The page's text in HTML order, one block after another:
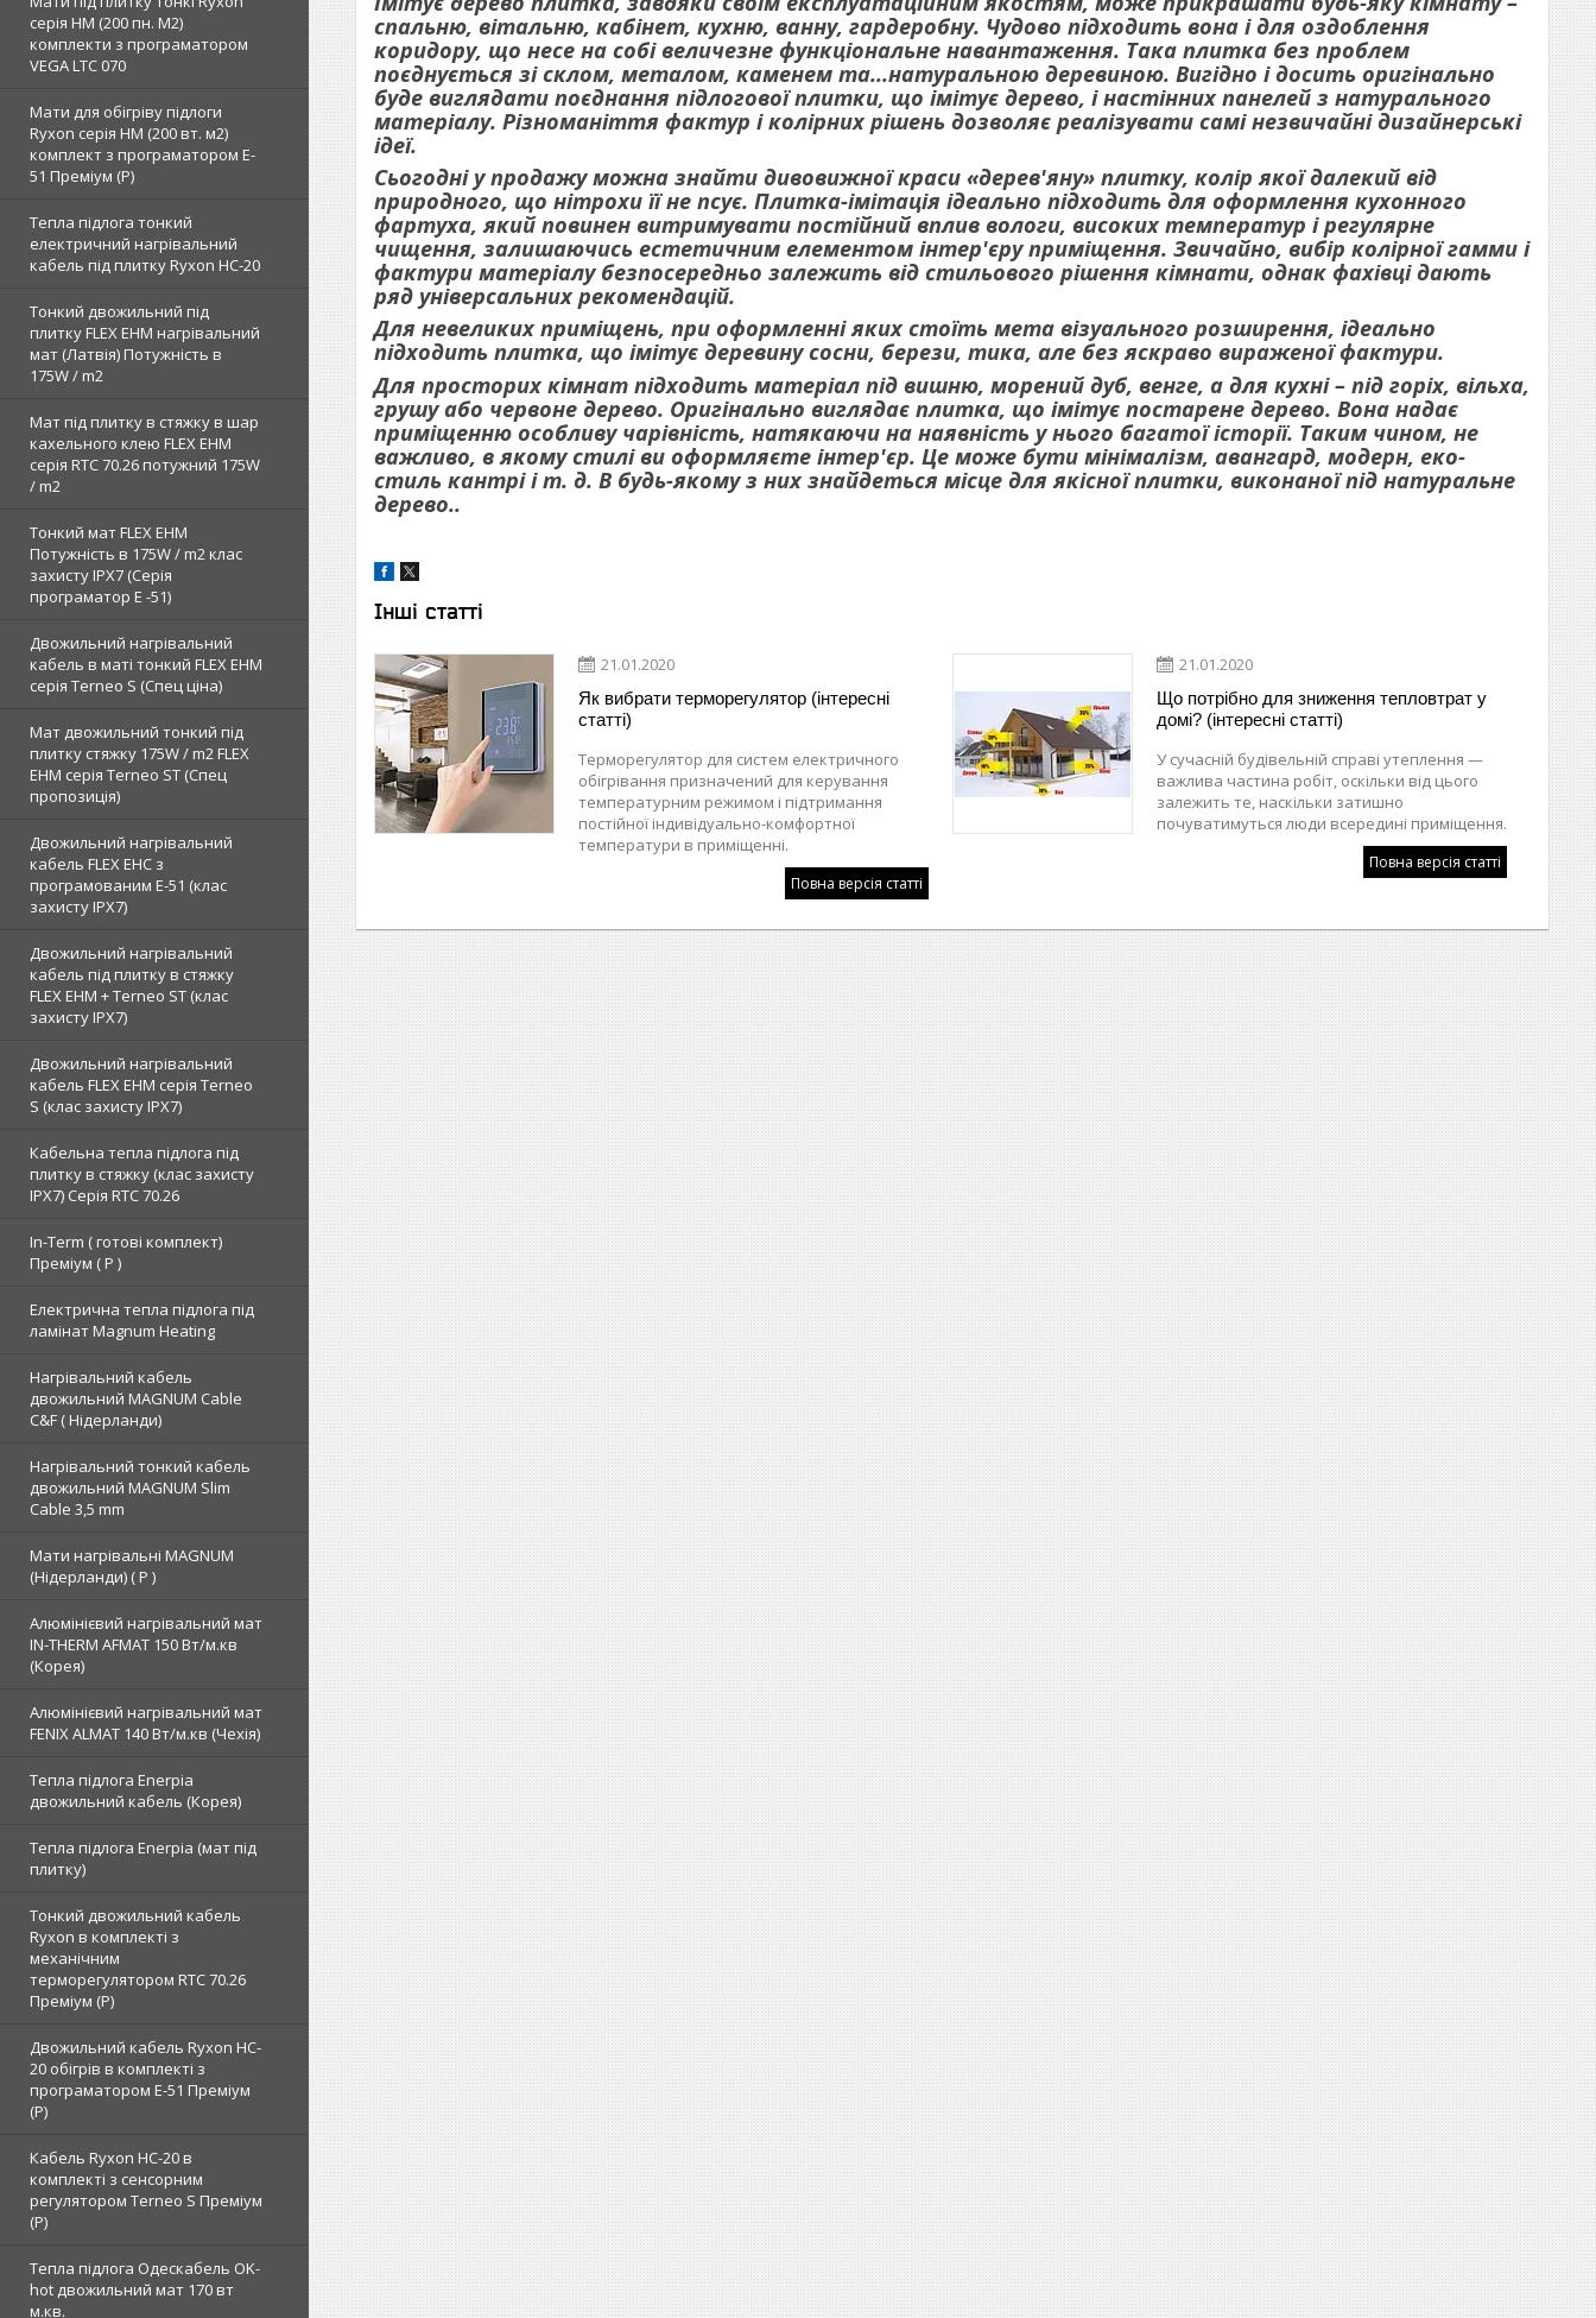
серія НМ (200 пн. М2)
комплекти з програматором
VEGA LTC 070
Мати для обігріву підлоги
Ryxon серія НМ (200 вт. м2)
комплект з програматором E-
51 Преміум (Р)
Тепла підлога тонкий
електричний нагрівальний
кабель під плитку Ryxon HC-20
Тонкий двожильний під
плитку FLEX EHM нагрівальний
мат (Латвія) Потужність в
175W / m2
Мат під плитку в стяжку в шар
кахельного клею FLEX EHM
серія RTC 70.26 потужний 175W
/ m2
Тонкий мат FLEX EHM
Потужність в 175W / m2 клас
захисту IPX7 (Серія
програматор Е -51)
Двожильний нагрівальний
кабель в маті тонкий FLEX EHM
серія Terneo S (Спец ціна)
Мат двожильний тонкий під
плитку стяжку 175W / m2 FLEX
EHM серія Terneo SТ (Спец
пропозиція)
Двожильний нагрівальний
кабель FLEX EHС з
програмованим E-51 (клас
захисту IPX7)
Двожильний нагрівальний
кабель під плитку в стяжку
FLEX EHM + Terneo ST (клас
захисту IPX7)
Двожильний нагрівальний
кабель FLEX EHM серія Terneo
S (клас захисту IPX7)
Кабельна тепла підлога під
плитку в стяжку (клас захисту
IPX7) Серія RTC 70.26
In-Term ( готові комплект)
Преміум ( Р )
Електрична тепла підлога під
ламінат Magnum Heating
Нагрівальний кабель
двожильний MAGNUM Cable
C&F ( Нідерланди)
Нагрівальний тонкий кабель
двожильний MAGNUM Slim
Cable 3,5 mm
Мати нагрівальні MAGNUM
(Нідерланди) ( Р )
Алюмінієвий нагрівальний мат
IN-THERM AFMAT 150 Вт/м.кв
(Корея)
Алюмінієвий нагрівальний мат
FENIX ALMAT 140 Вт/м.кв (Чехія)
Тепла підлога Enerpia
двожильний кабель (Корея)
Тепла підлога Enerpia (мат під
плитку)
Тонкий двожильний кабель
Ryxon в комплекті з
механічним
терморегулятором RTC 70.26
Преміум (Р)
Двожильний кабель Ryxon HC-
20 обігрів в комплекті з
програматором E-51 Преміум
(Р)
Кабель Ryxon HC-20 в
комплекті з сенсорним
регулятором Terneo S Преміум
(Р)
Тепла підлога Одескабель OK-
hot двожильний мат 170 вт
м.кв.
спальню, вітальню, кабінет, кухню, ванну, гардеробну. Чудово підходить вона і для оздоблення
коридору, що несе на собі величезне функціональне навантаження. Така плитка без проблем
поєднується зі склом, металом, каменем та...натуральною деревиною. Вигідно і досить оригінально
буде виглядати поєднання підлогової плитки, що імітує дерево, і настінних панелей з натурального
матеріалу. Різноманіття фактур і колірних рішень дозволяє реалізувати самі незвичайні дизайнерські
ідеї.
Сьогодні у продажу можна знайти дивовижної краси «дерев'яну» плитку, колір якої далекий від
природного, що нітрохи її не псує. Плитка-імітація ідеально підходить для оформлення кухонного
фартуха, який повинен витримувати постійний вплив вологи, високих температур і регулярне
чищення, залишаючись естетичним елементом інтер'єру приміщення. Звичайно, вибір колірної гамми і
фактури матеріалу безпосередньо залежить від стильового рішення кімнати, однак фахівці дають
ряд універсальних рекомендацій.
Для невеликих приміщень, при оформленні яких стоїть мета візуального розширення, ідеально
підходить плитка, що імітує деревину сосни, берези, тика, але без яскраво вираженої фактури.
Для просторих кімнат підходить матеріал під вишню, морений дуб, венге, а для кухні – під горіх, вільха,
грушу або червоне дерево. Оригінально виглядає плитка, що імітує постарене дерево. Вона надає
приміщенню особливу чарівність, натякаючи на наявність у нього багатої історії. Таким чином, не
важливо, в якому стилі ви оформляєте інтер'єр. Це може бути мінімалізм, авангард, модерн, еко-
стиль кантрі і т. д. В будь-якому з них знайдеться місце для якісної плитки, виконаної під натуральне
дерево..
Інші статті
21.01.2020
Як вибрати терморегулятор (інтересні
статті)
Терморегулятор для систем електричного
обігрівання призначений для керування
температурним режимом і підтримання
постійної індивідуально-комфортної
температури в приміщенні.
Повна версія статті
21.01.2020
Що потрібно для зниження тепловтрат у
домі? (інтересні статті)
У сучасній будівельній справі утеплення —
важлива частина робіт, оскільки від цього
залежить те, наскільки затишно
почуватимуться люди всередині приміщення.
Повна версія статті